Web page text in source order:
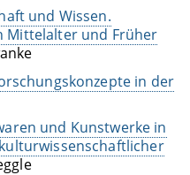
und Wissen.
Mittelalter und Früher
in der
und Kunstwerke in